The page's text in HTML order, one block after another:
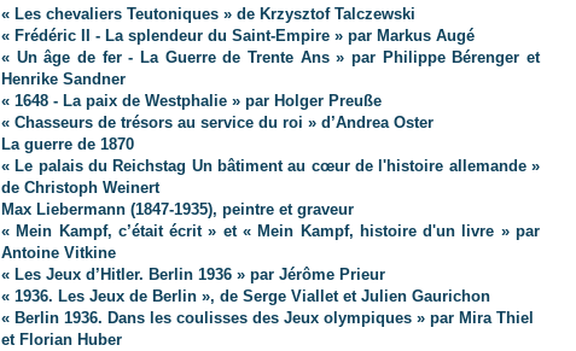
« Les chevaliers Teutoniques » de Krzysztof Talczewski
« Frédéric II - La splendeur du Saint-Empire » par Markus Augé
« Un âge de fer - La Guerre de Trente Ans » par Philippe Bérenger et
Henrike Sandner
« 1648 - La paix de Westphalie » par Holger Preuße
« Chasseurs de trésors au service du roi » d’Andrea Oster
La guerre de 1870
« Le palais du Reichstag Un bâtiment au cœur de l'histoire allemande »
de Christoph Weinert
Max Liebermann (1847-1935), peintre et graveur
« Mein Kampf, c’était écrit » et « Mein Kampf, histoire d'un livre » par
Antoine Vitkine
« Les Jeux d’Hitler. Berlin 1936 » par Jérôme Prieur
« 1936. Les Jeux de Berlin », de Serge Viallet et Julien Gaurichon
« Berlin 1936. Dans les coulisses des Jeux olympiques » par Mira Thiel
et Florian Huber